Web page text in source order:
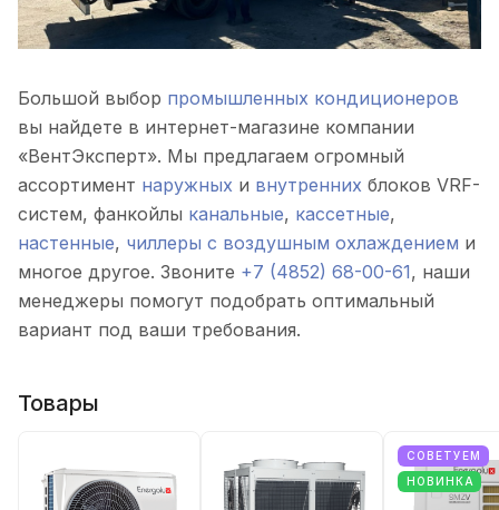
Большой выбор промышленных кондиционеров
вы найдете в интернет-магазине компании
«ВентЭксперт». Мы предлагаем огромный
ассортимент наружных и внутренних блоков VRF-
систем, фанкойлы канальные, кассетные,
настенные, чиллеры с воздушным охлаждением и
многое другое. Звоните +7 (4852) 68-00-61, наши
менеджеры помогут подобрать оптимальный
вариант под ваши требования.
Товары
СОВЕТУЕМ
НОВИНКА